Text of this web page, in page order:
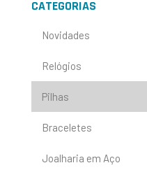
CATEGORIAS
Novidades
Relógios
Pilhas
Braceletes
Joalharia em Aço